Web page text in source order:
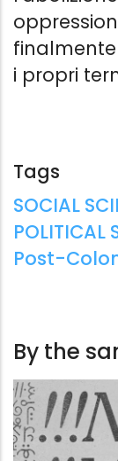
i propri
Tags
Tags:
SOCIAL
Post-
By the
Suhaiymah
Taher ,
Tamu Edizioni
8.99 €